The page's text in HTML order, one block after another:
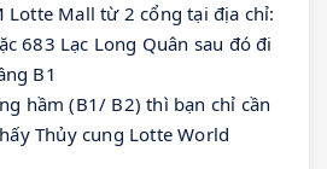
Lotte Mall từ 2 cổng tại địa chỉ:
683 Lạc Long Quân sau đó đi
B1
hầm (B1/ B2) thì bạn chỉ cần
Thủy cung Lotte World